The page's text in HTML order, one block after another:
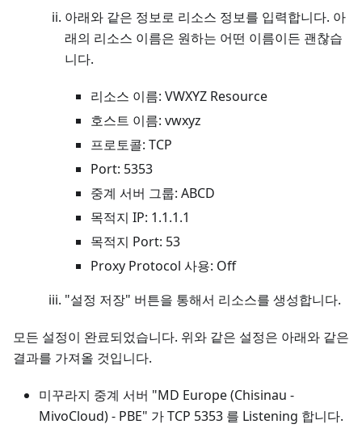
아래와 같은 정보로 리소스 정보를 입력합니다. 아
래의 리소스 이름은 원하는 어떤 이름이든 괜찮습
니다.
리소스 이름: VWXYZ Resource
호스트 이름: vwxyz
프로토콜: TCP
Port: 5353
중계 서버 그룹: ABCD
목적지 IP: 1.1.1.1
목적지 Port: 53
Proxy Protocol 사용: Off
"설정 저장" 버튼을 통해서 리소스를 생성합니다.
모든 설정이 완료되었습니다. 위와 같은 설정은 아래와 같은
결과를 가져올 것입니다.
미꾸라지 중계 서버 "MD Europe (Chisinau -
MivoCloud) - PBE" 가 TCP 5353 를 Listening 합니다.